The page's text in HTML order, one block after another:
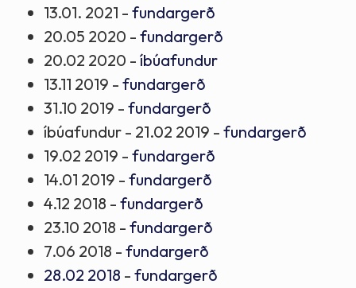
Menningar- og fræðslunefnd Norðurþings
Skipulags- og byggingarnefnd Norðurþings
Skipulags- og umhverfisnefnd
Tómstunda- og æskulýðsnefnd Norðurþings
Æskulýðs- og menningarnefnd
Æskulýðsnefnd Norðurþings
13.01. 2021 - fundargerð
20.05 2020 - fundargerð
20.02 2020 - íbúafundur
13.11 2019 - fundargerð
31.10 2019 - fundargerð
íbúafundur - 21.02 2019 - fundargerð
19.02 2019 - fundargerð
14.01 2019 - fundargerð
4.12 2018 - fundargerð
23.10 2018 - fundargerð
7.06 2018 - fundargerð
28.02 2018 - fundargerð